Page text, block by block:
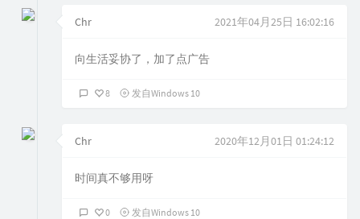
Chr 2021年04月25日 16:02:16
向生活妥协了，加了点广告
8 发自Windows 10
Chr 2020年12月01日 01:24:12
时间真不够用呀
0 发自Windows 10